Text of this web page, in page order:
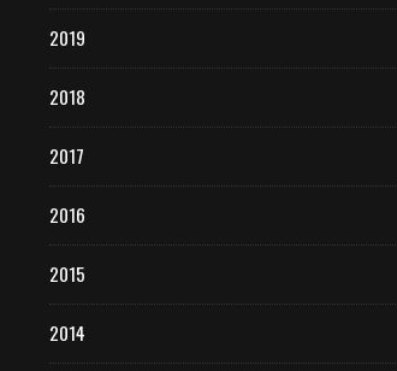
2019
2018
2017
2016
2015
2014